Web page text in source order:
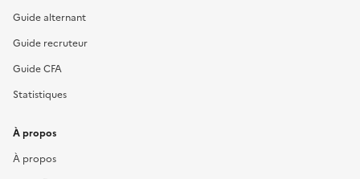
Guide alternant
Guide recruteur
Guide CFA
Statistiques
À propos
À propos